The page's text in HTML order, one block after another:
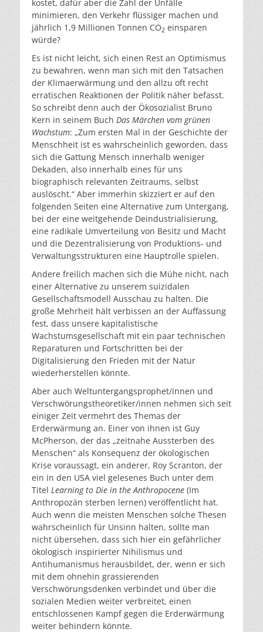
kostet, dafür aber die Zahl der Unfälle
minimieren, den Verkehr flüssiger machen und
jährlich 1,9 Millionen Tonnen CO2 einsparen
würde?
Es ist nicht leicht, sich einen Rest an Optimismus
zu bewahren, wenn man sich mit den Tatsachen
der Klimaerwärmung und den allzu oft recht
erratischen Reaktionen der Politik näher befasst.
So schreibt denn auch der Ökosozialist Bruno
Kern in seinem Buch Das Märchen vom grünen
Wachstum: „Zum ersten Mal in der Geschichte der
Menschheit ist es wahrscheinlich geworden, dass
sich die Gattung Mensch innerhalb weniger
Dekaden, also innerhalb eines für uns
biographisch relevanten Zeitraums, selbst
auslöscht.“ Aber immerhin skizziert er auf den
folgenden Seiten eine Alternative zum Untergang,
bei der eine weitgehende Deindustrialisierung,
eine radikale Umverteilung von Besitz und Macht
und die Dezentralisierung von Produktions- und
Verwaltungsstrukturen eine Hauptrolle spielen.
Andere freilich machen sich die Mühe nicht, nach
einer Alternative zu unserem suizidalen
Gesellschaftsmodell Ausschau zu halten. Die
große Mehrheit hält verbissen an der Auffassung
fest, dass unsere kapitalistische
Wachstumsgesellschaft mit ein paar technischen
Reparaturen und Fortschritten bei der
Digitalisierung den Frieden mit der Natur
wiederherstellen könnte.
Aber auch Weltuntergangsprophet/innen und
Verschwörungstheoretiker/innen nehmen sich seit
einiger Zeit vermehrt des Themas der
Erderwärmung an. Einer von ihnen ist Guy
McPherson, der das „zeitnahe Aussterben des
Menschen“ als Konsequenz der ökologischen
Krise voraussagt, ein anderer, Roy Scranton, der
ein in den USA viel gelesenes Buch unter dem
Titel Learning to Die in the Anthropocene (Im
Anthropozän sterben lernen) veröffentlicht hat.
Auch wenn die meisten Menschen solche Thesen
wahrscheinlich für Unsinn halten, sollte man
nicht übersehen, dass sich hier ein gefährlicher
ökologisch inspirierter Nihilismus und
Antihumanismus herausbildet, der, wenn er sich
mit dem ohnehin grassierenden
Verschwörungsdenken verbindet und über die
sozialen Medien weiter verbreitet, einen
entschlossenen Kampf gegen die Erderwärmung
weiter behindern könnte.